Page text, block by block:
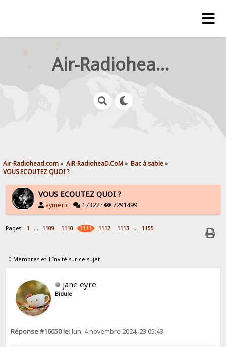
Air-Radiohead.com
Air-Radiohead.com» AiR-RadioheaD.CoM» Bac à sable»
VOUS ECOUTEZ QUOI ?
VOUS ECOUTEZ QUOI ?
aymeric · 17322 · 7291499
Pages: 1 ... 1109 1110 1111 1112 1113 ... 1155
0 Membres et 1 Invité sur ce sujet
jane eyre
Bidule
Réponse #16650 le:lun. 4 novembre 2024, 23:05:43